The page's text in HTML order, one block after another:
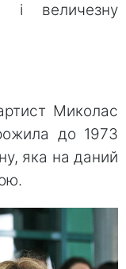
і величезну
Миколас
до 1973
яка на даний